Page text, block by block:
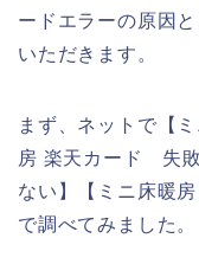
ードエラーの原因
いただきます。
まず、ネットで【
房 楽天カード 失
ない】【ミニ床暖
で調べてみました。